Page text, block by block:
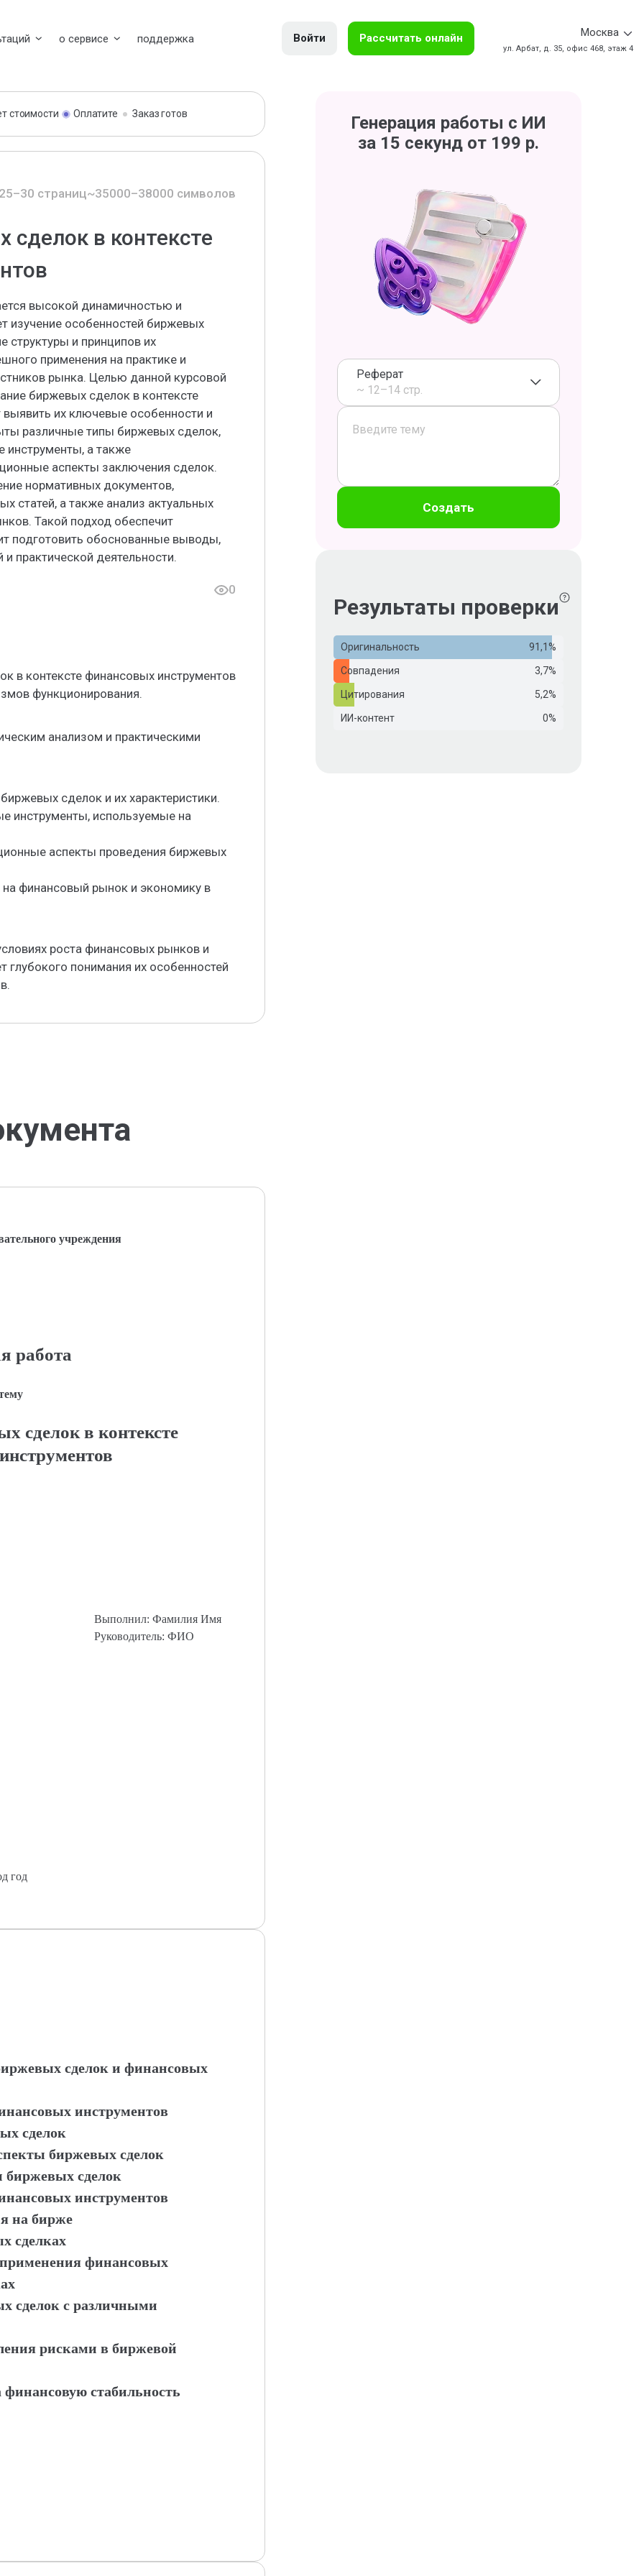
о сервисе поддержка Войти Рассчитать онлайн Москва
ул. Арбат, д. 35, офис 468, этаж 4
стоимости Оплатите Заказ готов
страниц~35000–38000 символов
в контексте
высокой динамичностью и
изучение особенностей биржевых
структуры и принципов их
применения на практике и
рынка. Целью данной курсовой
биржевых сделок в контексте
их ключевые особенности и
различные типы биржевых сделок,
а также
аспекты заключения сделок.
нормативных документов,
статей, а также анализ актуальных
Такой подход обеспечит
подготовить обоснованные выводы,
практической деятельности.
0
в контексте финансовых инструментов
функционирования.
анализом и практическими
сделок и их характеристики.
инструменты, используемые на
аспекты проведения биржевых
финансовый рынок и экономику в
роста финансовых рынков и
глубокого понимания их особенностей
учреждения
работа
сделок в контексте
Выполнил: Фамилия Имя
Руководитель: ФИО
год
сделок и финансовых
инструментов
сделок
биржевых сделок
биржевых сделок
инструментов
на бирже
сделках
финансовых
сделок с различными
рисками в биржевой
стабильность
Генерация работы с ИИ
за 15 секунд от 199 р.
Реферат
~ 12–14 стр.
Создать
Результаты проверки
Оригинальность 91,1%
Совпадения 3,7%
Цитирования 5,2%
ИИ-контент 0%